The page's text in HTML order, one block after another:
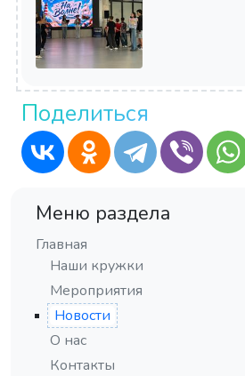
Поделиться
Меню раздела
Главная
Наши кружки
Мероприятия
Новости
О нас
Контакты